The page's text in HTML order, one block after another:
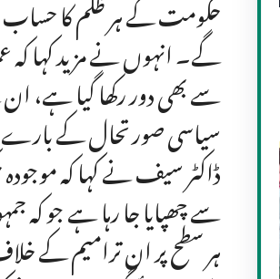
حکومت کے ہر ظلم کا حساب
گے۔ انہوں نے مزید کہا کہ
سے بھی دور رکھا گیا ہے،
سیاسی صورتحال کے بارے
ڈاکٹر سیف نے کہا کہ
سے چھپایا جا رہا ہے جو کہ
ہر سطح پر ان ترامیم کے